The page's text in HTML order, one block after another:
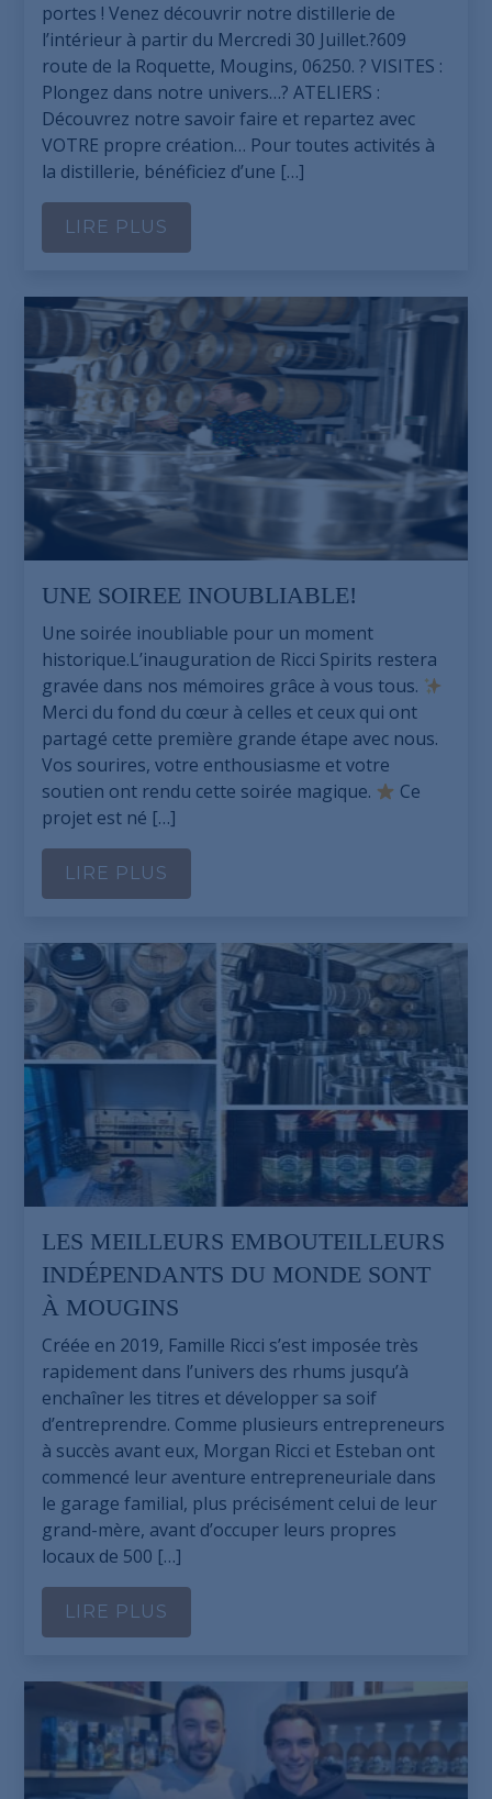
portes ! Venez découvrir notre distillerie de
l’intérieur à partir du Mercredi 30 Juillet.?609
route de la Roquette, Mougins, 06250. ? VISITES :
Plongez dans notre univers…? ATELIERS :
Découvrez notre savoir faire et repartez avec
VOTRE propre création… Pour toutes activités à
la distillerie, bénéficiez d’une […]
LIRE PLUS
UNE SOIREE INOUBLIABLE!
Une soirée inoubliable pour un moment
historique.L’inauguration de Ricci Spirits restera
gravée dans nos mémoires grâce à vous tous.
Merci du fond du cœur à celles et ceux qui ont
partagé cette première grande étape avec nous.
Vos sourires, votre enthousiasme et votre
soutien ont rendu cette soirée magique.
Ce
projet est né […]
LIRE PLUS
LES MEILLEURS EMBOUTEILLEURS
INDÉPENDANTS DU MONDE SONT
À MOUGINS
Créée en 2019, Famille Ricci s’est imposée très
rapidement dans l’univers des rhums jusqu’à
enchaîner les titres et développer sa soif
d’entreprendre. Comme plusieurs entrepreneurs
à succès avant eux, Morgan Ricci et Esteban ont
commencé leur aventure entrepreneuriale dans
le garage familial, plus précisément celui de leur
grand-mère, avant d’occuper leurs propres
locaux de 500 […]
LIRE PLUS